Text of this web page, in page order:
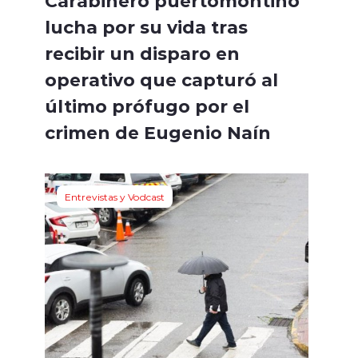
lucha por su vida tras
recibir un disparo en
operativo que capturó al
último prófugo por el
crimen de Eugenio Naín
Entrevistas y Vodcast